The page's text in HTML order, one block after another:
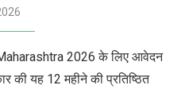
2026 के लिए आवेदन
की यह 12 महीने की प्रतिष्ठित